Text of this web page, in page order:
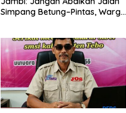
Simpang Betung–Pintas, Warga